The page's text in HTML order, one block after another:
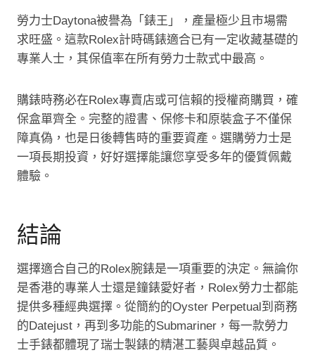
勞力士Daytona被譽為「錶王」，產量極少且市場需
求旺盛。這款Rolex計時碼錶適合已有一定收藏基礎的
專業人士，其保值率在所有勞力士款式中最高。
購錶時務必在Rolex專賣店或可信賴的授權商購買，確
保盒單齊全。完整的證書、保修卡和原裝盒子不僅保
障真偽，也是日後轉售時的重要資產。選購勞力士是
一項長期投資，好好選擇能讓您享受多年的優質佩戴
體驗。
結論
選擇適合自己的Rolex腕錶是一項重要的決定。無論你
是香港的專業人士還是鐘錶愛好者，Rolex勞力士都能
提供多種經典選擇。從簡約的Oyster Perpetual到商務
的Datejust，再到多功能的Submariner，每一款勞力
士手錶都體現了瑞士製錶的精湛工藝與卓越品質。